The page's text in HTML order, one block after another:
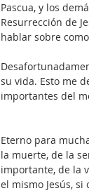
Pascua, y los
Resurrección de
hablar sobre
su vida. Esto me
importantes del
Eterno para
la muerte, de la
importante, de la
el mismo Jesús, si